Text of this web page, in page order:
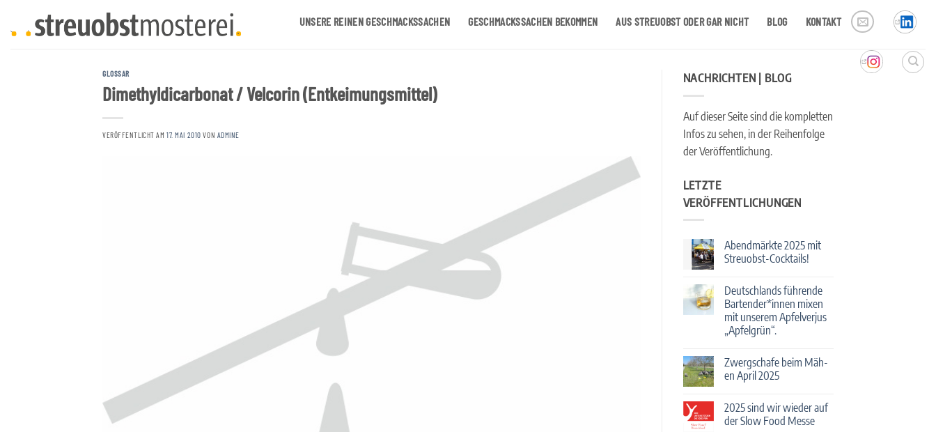
UNSERE REINEN GESCHMACKSSACHEN GESCHMACKSSACHEN BEKOMMEN AUS STREUOBST ODER GAR NICHT BLOG KONTAKT
GLOSSAR
Dimethyldicarbonat / Velcorin (Entkeimungsmittel)
VERÖFFENTLICHT AM17. MAI 2010 VON ADMINE
NACHRICHTEN | BLOG
Auf dieser Seite sind die kompletten
Infos zu sehen, in der Reihenfolge
der Veröffentlichung.
LETZTE
VERÖFFENTLICHUNGEN
Abendmärkte 2025 mit
Streuobst-Cocktails!
zu
Abendmärkte
2025
mit
Streuobst-
Cocktails!
Deutschlands führende
Bartender*innen mixen
mit unserem Apfelverjus
„Apfelgrün“.
zu
Deutschlands
führende
mit
unserem
Apfelverjus
Zwergschafe beim Mäh-
en April 2025
zu
Zwergschafe
beim
2025 sind wir wieder auf
der Slow Food Messe